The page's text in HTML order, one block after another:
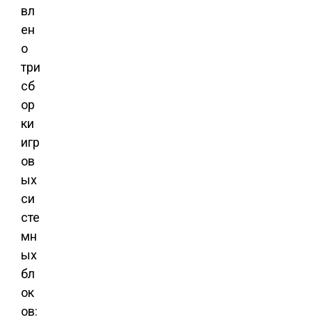
вл
ен
о
три
сб
ор
ки
игр
ов
ых
си
сте
мн
ых
бл
ок
ов: